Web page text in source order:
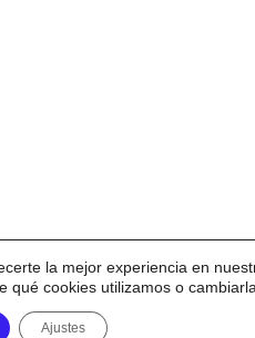
la mejor experiencia en
qué cookies utilizamos o
Ajustes